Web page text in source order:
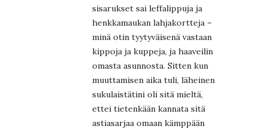
sisarukset sai leffalippuja ja
henkkamaukan lahjakortteja –
minä otin tyytyväisenä vastaan
kippoja ja kuppeja, ja haaveilin
omasta asunnosta. Sitten kun
muuttamisen aika tuli, läheinen
sukulaistätini oli sitä mieltä,
ettei tietenkään kannata sitä
astiasarjaa omaan kämppään